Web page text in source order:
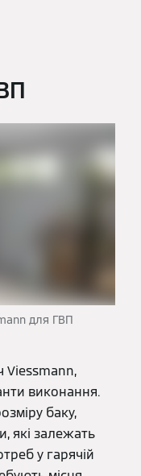
для ГВП
Viessmann,
виконання.
баку,
які залежать
у гарячій